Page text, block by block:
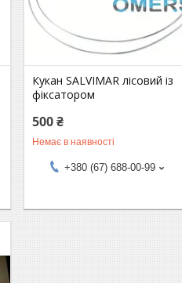
Кукан SALVIMAR лісовий із
фіксатором
500 ₴
Немає в наявності
+380 (67) 688-00-99